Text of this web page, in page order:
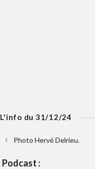
L'info du 31/12/24
Photo Hervé Delrieu.
Podcast :